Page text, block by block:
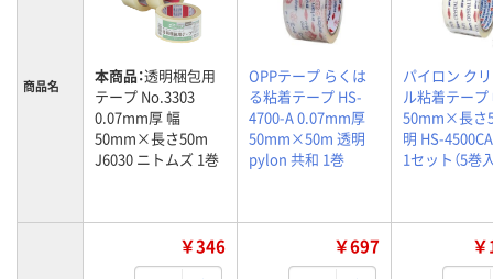
商品名 本商品：透明梱包用
テープ No.3303
0.07mm厚 幅
50mm×長さ50m
J6030 ニトムズ 1巻
OPPテープ らくは
る粘着テープ HS-
4700-A 0.07mm厚
50mm×50m 透明
pylon 共和 1巻
パイロン ク
ル粘着テープ
50mm×長さ
明 HS-
1セット（5巻
￥346 ￥697